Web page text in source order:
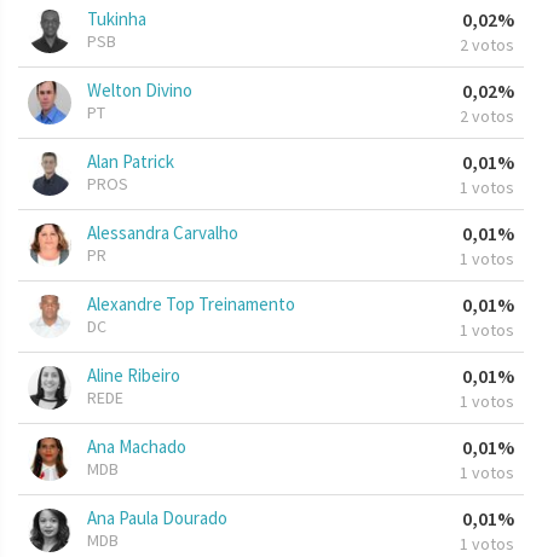
Tukinha
PSB
0,02%
2 votos
Welton Divino
PT
0,02%
2 votos
Alan Patrick
PROS
0,01%
1 votos
Alessandra Carvalho
PR
0,01%
1 votos
Alexandre Top Treinamento
DC
0,01%
1 votos
Aline Ribeiro
REDE
0,01%
1 votos
Ana Machado
MDB
0,01%
1 votos
Ana Paula Dourado
MDB
0,01%
1 votos